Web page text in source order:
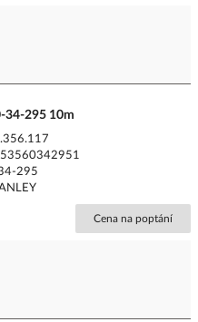
34-295 10m
295
Cena na poptání